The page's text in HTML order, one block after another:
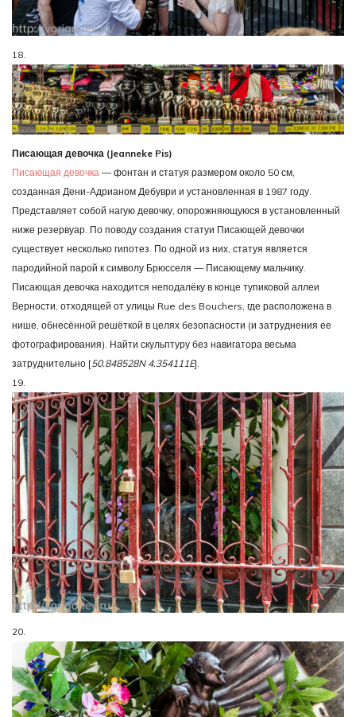
18.
Писающая девочка (Jeanneke Pis)
Писающая девочка — фонтан и статуя размером около 50 см,
созданная Дени-Адрианом Дебуври и установленная в 1987 году.
Представляет собой нагую девочку, опорожняющуюся в установленный
ниже резервуар. По поводу создания статуи Писающей девочки
существует несколько гипотез. По одной из них, статуя является
пародийной парой к символу Брюсселя — Писающему мальчику.
Писающая девочка находится неподалёку в конце тупиковой аллеи
Верности, отходящей от улицы Rue des Bouchers, где расположена в
нише, обнесённой решёткой в целях безопасности (и затруднения ее
фотографирования). Найти скульптуру без навигатора весьма
затруднительно [50.848528N 4.354111E].
19.
20.